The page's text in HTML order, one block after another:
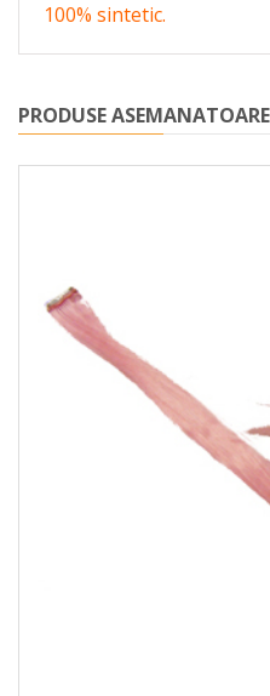
100% sintetic.
PRODUSE ASEMANATOARE